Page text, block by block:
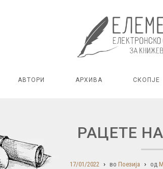
АВТОРИ АРХИВА СКОПЈЕ
РАЦЕТЕ
17/01/2022 во Поезија од